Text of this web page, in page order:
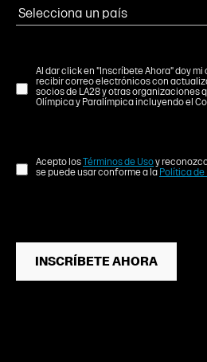
Al dar click en "Inscríbete Ahora" doy
recibir correo electrónicos con
socios de LA28 y otras organizaciones
Olímpica y Paralímpica incluyendo el
Acepto losTérminos de Usoy
se puede usar conforme a la Política de
INSCRÍBETE AHORA